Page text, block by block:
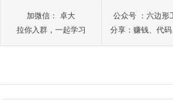
加微信： 卓大
拉你入群，一起学习
公众号 ：六边形
分享：赚钱、代